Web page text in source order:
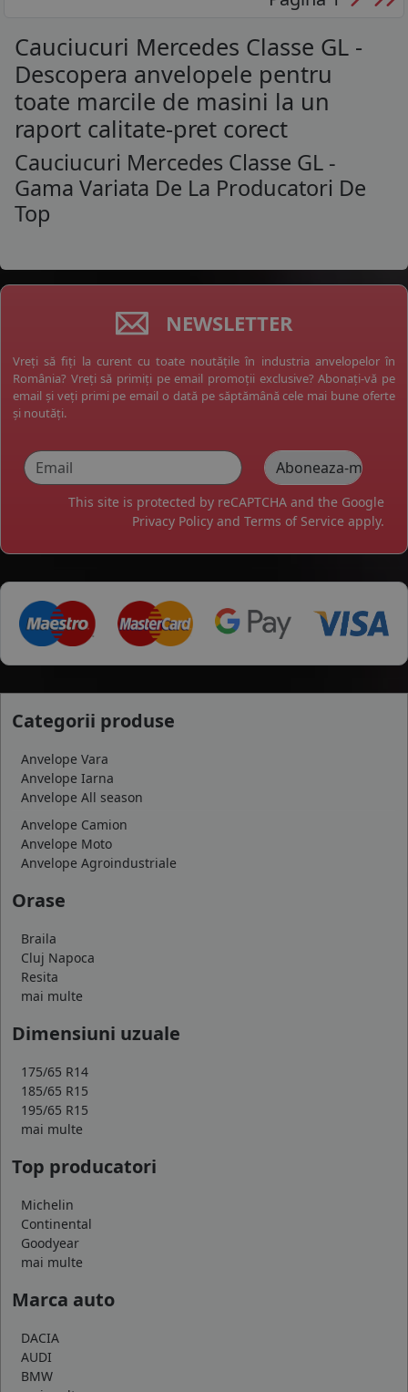
Cauciucuri Mercedes Classe GL -
Descopera anvelopele pentru
toate marcile de masini la un
raport calitate-pret corect
Cauciucuri Mercedes Classe GL -
Gama Variata De La Producatori De
Top
NEWSLETTER
Vreți să fiți la curent cu toate noutățile în industria anvelopelor în
România? Vreți să primiți pe email promoții exclusive? Abonați-vă pe
email și veți primi pe email o dată pe săptămână cele mai bune oferte
și noutăți.
This site is protected by reCAPTCHA and the Google
Privacy Policy and Terms of Service apply.
Categorii produse
Anvelope Vara
Anvelope Iarna
Anvelope All season
Anvelope Camion
Anvelope Moto
Anvelope Agroindustriale
Orase
Braila
Cluj Napoca
Resita
mai multe
Dimensiuni uzuale
175/65 R14
185/65 R15
195/65 R15
mai multe
Top producatori
Michelin
Continental
Goodyear
mai multe
Marca auto
DACIA
AUDI
BMW